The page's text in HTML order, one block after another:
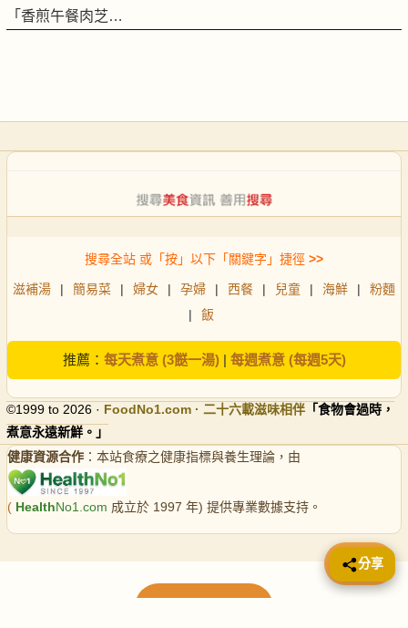
「香煎午餐肉芝…
搜尋全站 或「按」以下「關鍵字」捷徑 >>
滋補湯 | 簡易菜 | 婦女 | 孕婦 | 西餐 | 兒童 | 海鮮 |
粉麵
|
飯
推薦： 每天煮意 (3餸一湯)| 每週煮意 (每週5天)
©1999 to 2026 · FoodNo1.com · 二十六載滋味相伴 「食物會過時，
煮意永遠新鮮。」
健康資源合作 ：本站食療之健康指標與養生理論，由
( HealthNo1.com 成立於 1997 年) 提供專業數據支持。
📤 分享
分享